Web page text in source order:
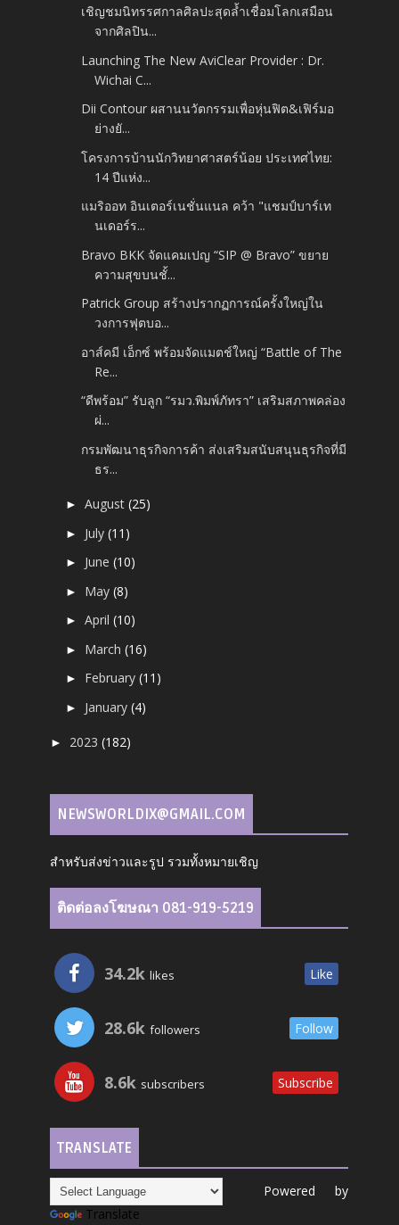
เชิญชมนิทรรศกาลศิลปะสุดล้ำเชื่อมโลกเสมือน
จากศิลปิน...
Launching The New AviClear Provider : Dr.
Wichai C...
Dii Contour ผสานนวัตกรรมเพื่อหุ่นฟิต&เฟิร์มอ
ย่างยั...
โครงการบ้านนักวิทยาศาสตร์น้อย ประเทศไทย:
14 ปีแห่ง...
แมริออท อินเตอร์เนชั่นแนล คว้า "แชมป์บาร์เท
นเดอร์ร...
Bravo BKK จัดแคมเปญ “SIP @ Bravo” ขยาย
ความสุขบนชั้...
Patrick Group สร้างปรากฏการณ์ครั้งใหญ่ใน
วงการฟุตบอ...
อาส์คมี เอ็กซ์ พร้อมจัดแมตช์ใหญ่ “Battle of The
Re...
“ดีพร้อม” รับลูก “รมว.พิมพ์ภัทรา” เสริมสภาพคล่อง
ผ่...
กรมพัฒนาธุรกิจการค้า ส่งเสริมสนับสนุนธุรกิจที่มี
ธร...
►August(25)
► July(11)
► June(10)
► May(8)
►April(10)
► March(16)
► February(11)
► January(4)
► 2023(182)
NEWSWORLDIX@GMAIL.COM
สำหรับส่งข่าวและรูป รวมทั้งหมายเชิญ
ติดต่อลงโฆษณา 081-919-5219
34.2k likes Like
28.6k followers Follow
8.6k subscribers Subscribe
TRANSLATE
Powered by
Translate